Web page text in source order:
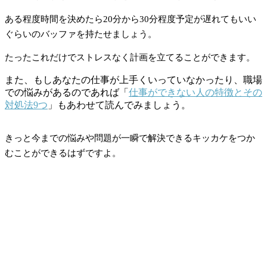
ある程度時間を決めたら20分から30分程度予定が遅れてもいい
ぐらいのバッファを持たせましょう。
たったこれだけでストレスなく計画を立てることができます。
また、もしあなたの仕事が上手くいっていなかったり、職場
での悩みがあるのであれば「 仕事ができない人の特徴とその
対処法9つ 」もあわせて読んでみましょう。
きっと今までの悩みや問題が一瞬で解決できるキッカケをつか
むことができるはずですよ。